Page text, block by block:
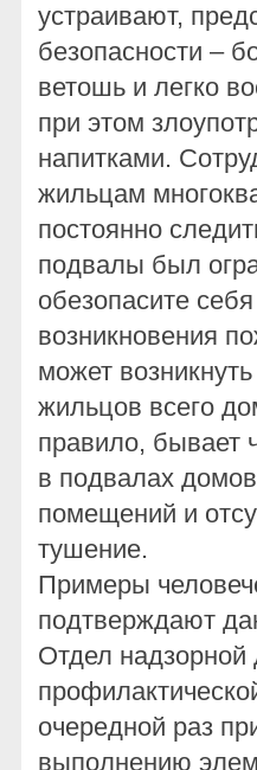
устраивают,
безопасности –
ветошь и легко
при этом
напитками.
жильцам
постоянно
подвалы был
обезопасите
возникновения
может
жильцов всего
правило, бывает
в подвалах
помещений и
тушение.
Примеры
подтверждают
Отдел надзорной
очередной раз
выполнению